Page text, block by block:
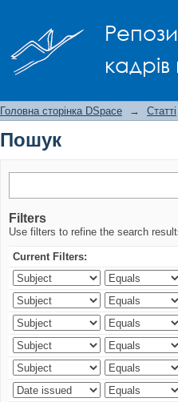
Головна сторінка DSpace → Статті
Пошук
Filters
Use filters to refine the search
Current Filters: